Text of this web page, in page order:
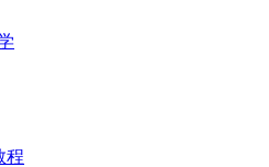
程